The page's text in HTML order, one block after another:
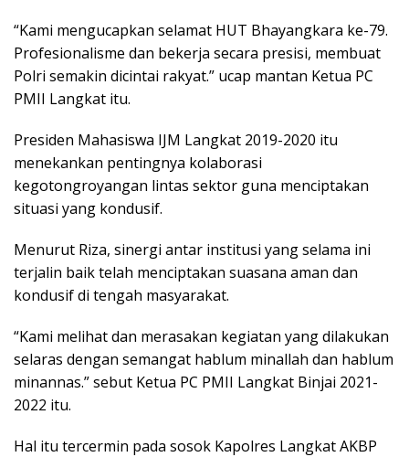
“Kami mengucapkan selamat HUT Bhayangkara ke-79.
Profesionalisme dan bekerja secara presisi, membuat
Polri semakin dicintai rakyat.” ucap mantan Ketua PC
PMII Langkat itu.
Presiden Mahasiswa IJM Langkat 2019-2020 itu
menekankan pentingnya kolaborasi
kegotongroyangan lintas sektor guna menciptakan
situasi yang kondusif.
Menurut Riza, sinergi antar institusi yang selama ini
terjalin baik telah menciptakan suasana aman dan
kondusif di tengah masyarakat.
“Kami melihat dan merasakan kegiatan yang dilakukan
selaras dengan semangat hablum minallah dan hablum
minannas.” sebut Ketua PC PMII Langkat Binjai 2021-
2022 itu.
Hal itu tercermin pada sosok Kapolres Langkat AKBP